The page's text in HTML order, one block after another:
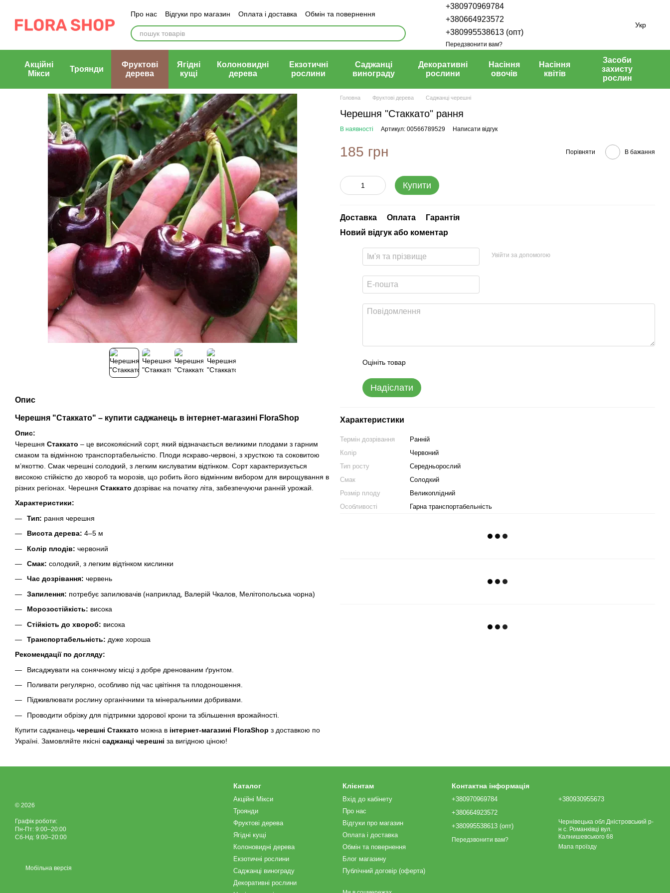
Про нас Відгуки про магазин Оплата і доставка
Обмін та повернення
Блог магазину
Публічний договір (оферта)
+380970969784
+380664923572
+380995538613 (опт)
Передзвонити вам?
Укр
Акційні
Мікси
Троянди
Фруктові
дерева
Ягідні
кущі
Колоновидні
дерева
Екзотичні
рослини
Саджанці
винограду
Декоративні
рослини
Насіння
овочів
Насіння
квітів
Засоби
захисту
рослин
Опис
Черешня "Стаккато" – купити саджанець в інтернет-магазині FloraShop
Опис:
Черешня Стаккато – це високоякісний сорт, який відзначається великими плодами з гарним
смаком та відмінною транспортабельністю. Плоди яскраво-червоні, з хрусткою та соковитою
м’якоттю. Смак черешні солодкий, з легким кислуватим відтінком. Сорт характеризується
високою стійкістю до хвороб та морозів, що робить його відмінним вибором для вирощування в
різних регіонах. Черешня Стаккато дозріває на початку літа, забезпечуючи ранній урожай.
Характеристики:
Тип: рання черешня
Висота дерева: 4–5 м
Колір плодів: червоний
Смак: солодкий, з легким відтінком кислинки
Час дозрівання: червень
Запилення: потребує запилювачів (наприклад, Валерій Чкалов, Мелітопольська чорна)
Морозостійкість: висока
Стійкість до хвороб: висока
Транспортабельність: дуже хороша
Рекомендації по догляду:
Висаджувати на сонячному місці з добре дренованим ґрунтом.
Поливати регулярно, особливо під час цвітіння та плодоношення.
Підживлювати рослину органічними та мінеральними добривами.
Проводити обрізку для підтримки здорової крони та збільшення врожайності.
Купити саджанець черешні Стаккато можна в інтернет-магазині FloraShop з доставкою по
Україні. Замовляйте якісні саджанці черешні за вигідною ціною!
Головна Фруктові дерева Саджанці черешні
Черешня "Стаккато" рання
В наявності Артикул: 00566789529 Написати відгук
185 грн Порівняти В бажання
Купити
Доставка Оплата
Гарантія
Новий відгук або коментар
Увійти за допомогою
Оцініть товар
Надіслати
Характеристики
Термін дозрівання
Ранній
Колір
Червоний
Тип росту
Середньорослий
Смак
Солодкий
Розмір плоду
Великоплідний
Особливості
Гарна транспортабельність
© 2026
Графік роботи:
Пн-Пт: 9:00–20:00
Сб-Нд: 9:00–20:00
Мобільна версія
Каталог
Акційні Мікси
Троянди
Фруктові дерева
Ягідні кущі
Колоновидні дерева
Екзотичні рослини
Саджанці винограду
Декоративні рослини
Клієнтам
Вхід до кабінету
Про нас
Відгуки про магазин
Оплата і доставка
Обмін та повернення
Блог магазину
Публічний договір (оферта)
Контактна інформація
+380970969784
+380664923572
+380995538613 (опт)
Передзвонити вам?
+380930955673
Чернівецька обл Дністровський р-
н с. Романківці вул.
Калнишевського 68
Мапа проїзду